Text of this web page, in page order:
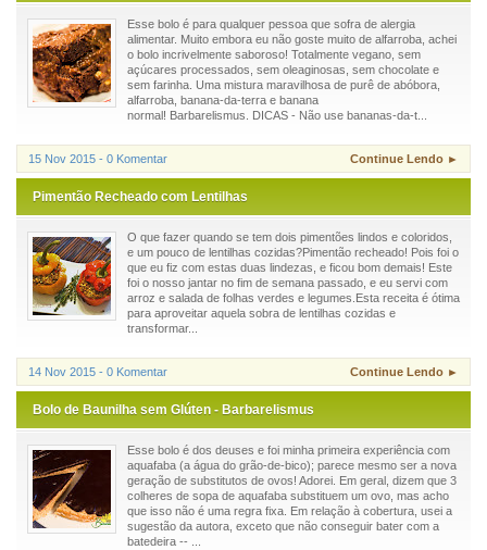
Esse bolo é para qualquer pessoa que sofra de alergia
alimentar. Muito embora eu não goste muito de alfarroba, achei
o bolo incrivelmente saboroso! Totalmente vegano, sem
açúcares processados, sem oleaginosas, sem chocolate e
sem farinha. Uma mistura maravilhosa de purê de abóbora,
alfarroba, banana-da-terra e banana
normal! Barbarelismus. DICAS - Não use bananas-da-t...
15 Nov 2015 - 0 Komentar Continue Lendo ►
Pimentão Recheado com Lentilhas
O que fazer quando se tem dois pimentões lindos e coloridos,
e um pouco de lentilhas cozidas?Pimentão recheado! Pois foi o
que eu fiz com estas duas lindezas, e ficou bom demais! Este
foi o nosso jantar no fim de semana passado, e eu servi com
arroz e salada de folhas verdes e legumes.Esta receita é ótima
para aproveitar aquela sobra de lentilhas cozidas e
transformar...
14 Nov 2015 - 0 Komentar Continue Lendo ►
Bolo de Baunilha sem Glúten - Barbarelismus
Esse bolo é dos deuses e foi minha primeira experiência com
aquafaba (a água do grão-de-bico); parece mesmo ser a nova
geração de substitutos de ovos! Adorei. Em geral, dizem que 3
colheres de sopa de aquafaba substituem um ovo, mas acho
que isso não é uma regra fixa. Em relação à cobertura, usei a
sugestão da autora, exceto que não conseguir bater com a
batedeira -- ...